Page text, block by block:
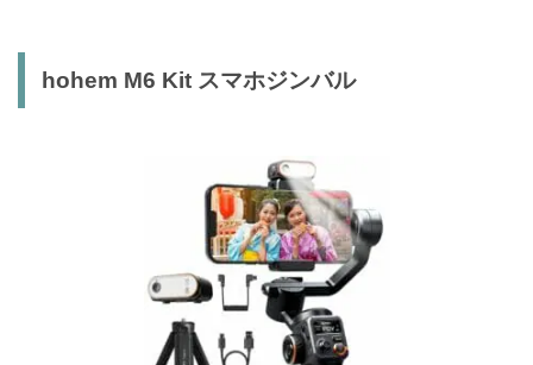
hohem M6 Kit スマホジンバル